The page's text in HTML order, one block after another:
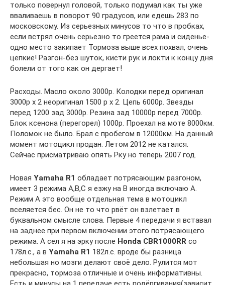
только повернул головой, только подумал как ты уже
вваливаешь в поворот 90 градусов, или едешь 283 по
московскому. Из серьезных минусов то что в пробках,
если встрял очень серьезно то греется рама и сиденье-
одно место закипает Тормоза выше всех похвал, очень
цепкие! Разгон-без шуток, кисти рук и локти к концу дня
болели от того как он дергает!
Расходы. Масло около 3000р. Колодки перед оригинал
3000р х 2 неоригинал 1500 р х 2. Цепь 6000р. Звезды
перед 1200 зад 3000р. Резина зад 10000р перед 7000р.
Блок ксенона (перегорел) 1000р. Проехал на моте 8000км.
Поломок не было. Брал с пробегом в 12000км. На данный
момент мотоцикл продан. Летом 2012 не катался.
Сейчас присматриваю опять Рку но теперь 2007 год.
Новая Yamaha R1 обладает потрясающим разгоном,
имеет 3 режима А,B,С я езжу на B иногда включаю А.
Режим А это вообще отдельная тема в мотоцикл
вселяется бес. Он не то что рвёт он взлетает в
буквальном смысле слова. Первые 4 передачи я вставал
на заднее при первом включении этого потрясающего
режима. А сел я на эрку после Honda CBR1000RR со
178л.с., а в Yamaha R1 182л.с. вроде бы разница
небольшая но мозги делают своё дело. Рулится мот
прекрасно, тормоза отличные и очень информативны.